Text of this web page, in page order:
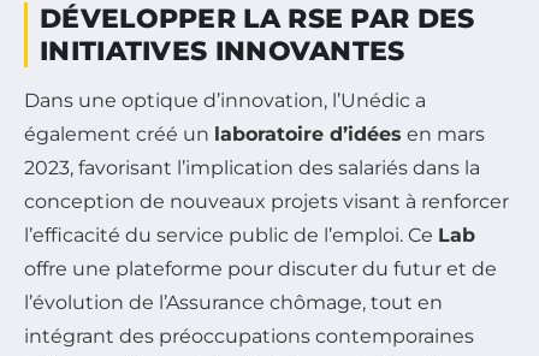
DÉVELOPPER LA RSE PAR DES
INITIATIVES INNOVANTES
Dans une optique d’innovation, l’Unédic a
également créé un laboratoire d’idées en mars
2023, favorisant l’implication des salariés dans la
conception de nouveaux projets visant à renforcer
l’efficacité du service public de l’emploi. Ce Lab
offre une plateforme pour discuter du futur et de
l’évolution de l’Assurance chômage, tout en
intégrant des préoccupations contemporaines